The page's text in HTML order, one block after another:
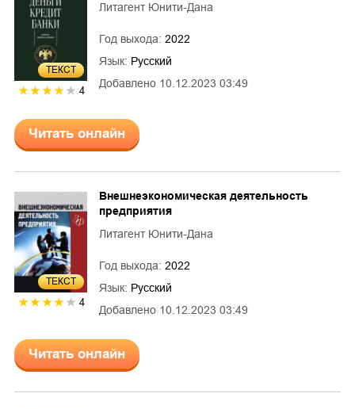
ТЕКСТ
4
Добавлено 10.12.2023 03:49
Литагент Юнити-Дана
Год выхода: 2022
Язык: Русский
Читать онлайн
ТЕКСТ
4
Добавлено 10.12.2023 03:49
Внешнеэкономическая деятельность
предприятия
Литагент Юнити-Дана
Год выхода: 2022
Язык: Русский
Читать онлайн